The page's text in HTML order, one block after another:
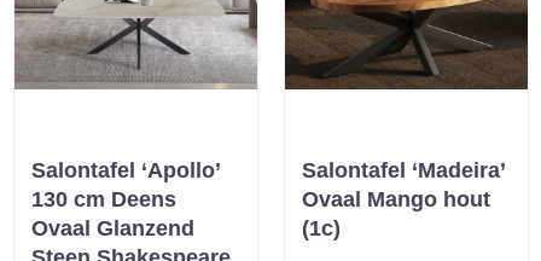
Salontafel ‘Apollo’
130 cm Deens
Ovaal Glanzend
Salontafel ‘Madeira’
Ovaal Mango hout
(1c)